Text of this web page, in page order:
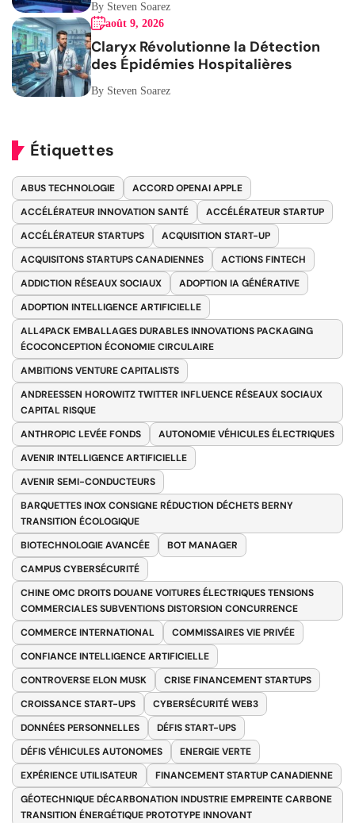
By Steven Soarez
août 9, 2026
Claryx Révolutionne la Détection
des Épidémies Hospitalières
By Steven Soarez
Étiquettes
ABUS TECHNOLOGIE
ACCORD OPENAI APPLE
ACCÉLÉRATEUR INNOVATION SANTÉ
ACCÉLÉRATEUR STARTUP
ACCÉLÉRATEUR STARTUPS
ACQUISITION START-UP
ACQUISITONS STARTUPS CANADIENNES
ACTIONS FINTECH
ADDICTION RÉSEAUX SOCIAUX
ADOPTION IA GÉNÉRATIVE
ADOPTION INTELLIGENCE ARTIFICIELLE
ALL4PACK EMBALLAGES DURABLES INNOVATIONS PACKAGING
ÉCOCONCEPTION ÉCONOMIE CIRCULAIRE
AMBITIONS VENTURE CAPITALISTS
ANDREESSEN HOROWITZ TWITTER INFLUENCE RÉSEAUX SOCIAUX
CAPITAL RISQUE
ANTHROPIC LEVÉE FONDS
AUTONOMIE VÉHICULES ÉLECTRIQUES
AVENIR INTELLIGENCE ARTIFICIELLE
AVENIR SEMI-CONDUCTEURS
BARQUETTES INOX CONSIGNE RÉDUCTION DÉCHETS BERNY
TRANSITION ÉCOLOGIQUE
BIOTECHNOLOGIE AVANCÉE
BOT MANAGER
CAMPUS CYBERSÉCURITÉ
CHINE OMC DROITS DOUANE VOITURES ÉLECTRIQUES TENSIONS
COMMERCIALES SUBVENTIONS DISTORSION CONCURRENCE
COMMERCE INTERNATIONAL
COMMISSAIRES VIE PRIVÉE
CONFIANCE INTELLIGENCE ARTIFICIELLE
CONTROVERSE ELON MUSK
CRISE FINANCEMENT STARTUPS
CROISSANCE START-UPS
CYBERSÉCURITÉ WEB3
DONNÉES PERSONNELLES
DÉFIS START-UPS
DÉFIS VÉHICULES AUTONOMES
ENERGIE VERTE
EXPÉRIENCE UTILISATEUR
FINANCEMENT STARTUP CANADIENNE
GÉOTECHNIQUE DÉCARBONATION INDUSTRIE EMPREINTE CARBONE
TRANSITION ÉNERGÉTIQUE PROTOTYPE INNOVANT